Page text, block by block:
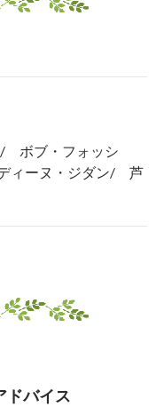
ボブ・フォッシ
ーヌ・ジダン/ 芦
ドバイス